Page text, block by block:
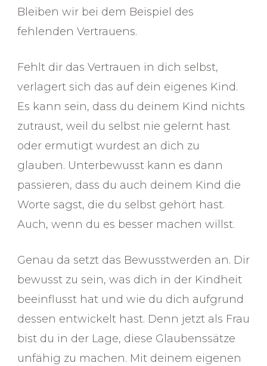
Bleiben wir bei dem Beispiel des
fehlenden Vertrauens.
Fehlt dir das Vertrauen in dich selbst,
verlagert sich das auf dein eigenes Kind.
Es kann sein, dass du deinem Kind nichts
zutraust, weil du selbst nie gelernt hast
oder ermutigt wurdest an dich zu
glauben. Unterbewusst kann es dann
passieren, dass du auch deinem Kind die
Worte sagst, die du selbst gehört hast.
Auch, wenn du es besser machen willst.
Genau da setzt das Bewusstwerden an. Dir
bewusst zu sein, was dich in der Kindheit
beeinflusst hat und wie du dich aufgrund
dessen entwickelt hast. Denn jetzt als Frau
bist du in der Lage, diese Glaubenssätze
unfähig zu machen. Mit deinem eigenen